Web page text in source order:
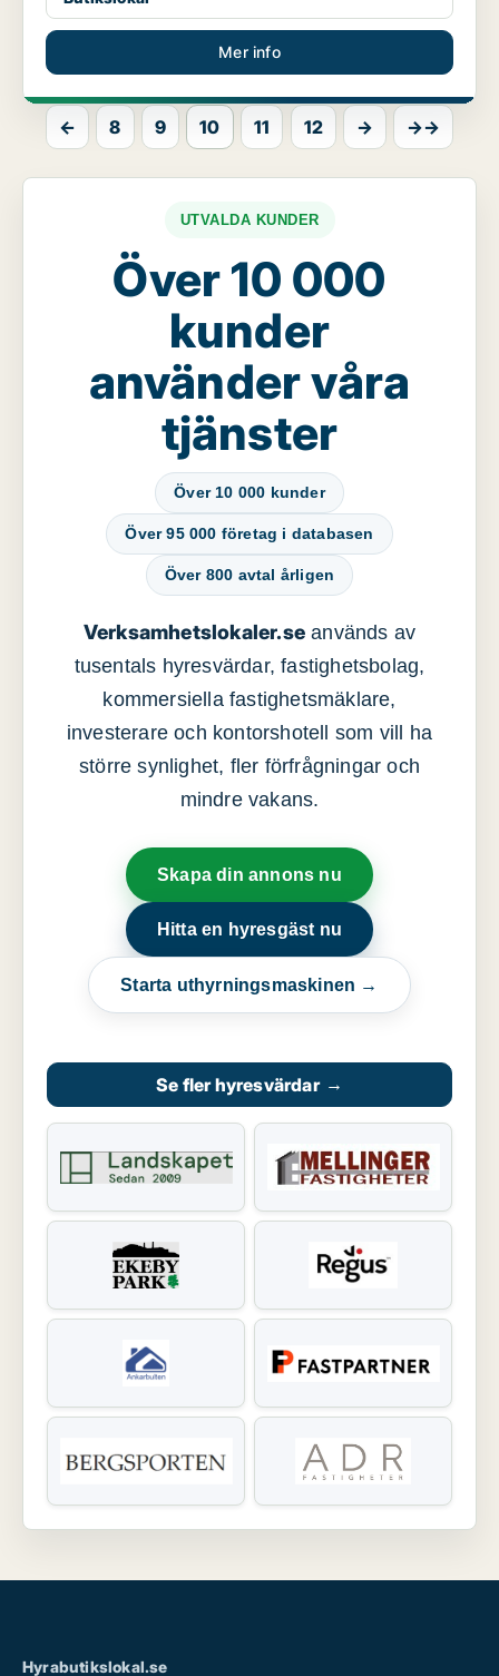
Mer info
← 8 9 10 11 12 → →→
UTVALDA KUNDER
Över 10 000
kunder
använder våra
tjänster
Över 10 000 kunder
Över 95 000 företag i databasen
Över 800 avtal årligen
Verksamhetslokaler.se används av
tusentals hyresvärdar, fastighetsbolag,
kommersiella fastighetsmäklare,
investerare och kontorshotell som vill ha
större synlighet, fler förfrågningar och
mindre vakans.
Skapa din annons nu
Hitta en hyresgäst nu
Starta uthyrningsmaskinen →
Se fler hyresvärdar →
Hyrabutikslokal.se